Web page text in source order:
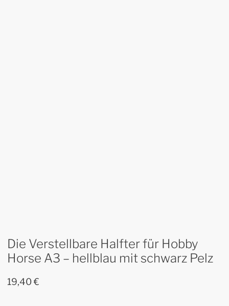
Die Verstellbare Halfter für Hobby
Horse A3 – hellblau mit schwarz Pelz
19,40€